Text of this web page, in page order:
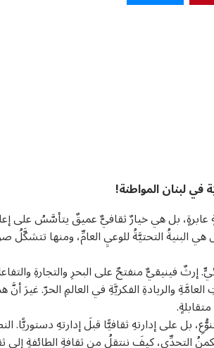
في لبنان المواطنة!
بل هي خيارٌ ثقافيٌّ عميقٌ يتأسَّسُ على
هي البنيةُ التحتيَّةُ للوعيِ العامِّ، ومنها
إرثٌ فينيقيٌّ منفتحٌ على البحرِ والتجارةِ
والريادةِ الفكريَّةِ في العالمِ الحرّ. غيرَ أنَّ
بل على إدارتهِ ثقافيًّا قبلَ إدارتهِ
التحدِّي، كيفَ ننتقلُ من ثقافةِ الطائفةِ إلى